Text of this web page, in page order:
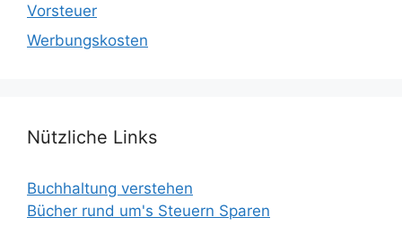
Vorsteuer
Werbungskosten
Nützliche Links
Buchhaltung verstehen
Bücher rund um's Steuern Sparen